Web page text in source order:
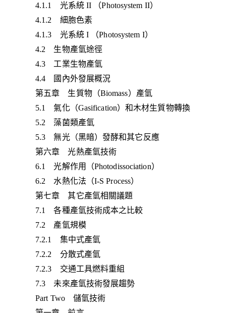
4.1.1 光系統 II （Photosystem II）
4.1.2 細胞色素
4.1.3 光系統 I （Photosystem I）
4.2 生物產氫途徑
4.3 工業生物產氫
4.4 國內外發展概況
第五章 生質物（Biomass）產氫
5.1 氣化（Gasification）和木材生質物轉換
5.2 藻菌類產氫
5.3 無光（黑暗）發酵和其它反應
第六章 光熱產氫技術
6.1 光解作用（Photodissociation）
6.2 水熱化法（I-S Process）
第七章 其它產氫相關議題
7.1 各種產氫技術成本之比較
7.2 產氫規模
7.2.1 集中式產氫
7.2.2 分散式產氫
7.2.3 交通工具燃料重組
7.3 未來產氫技術發展趨勢
Part Two 儲氫技術